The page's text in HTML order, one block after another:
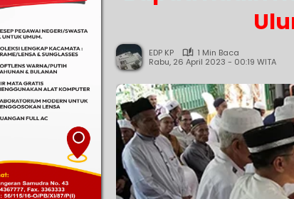
EDP KP
1 Min Baca
Rabu, 26 April 2023 - 00:19 WITA